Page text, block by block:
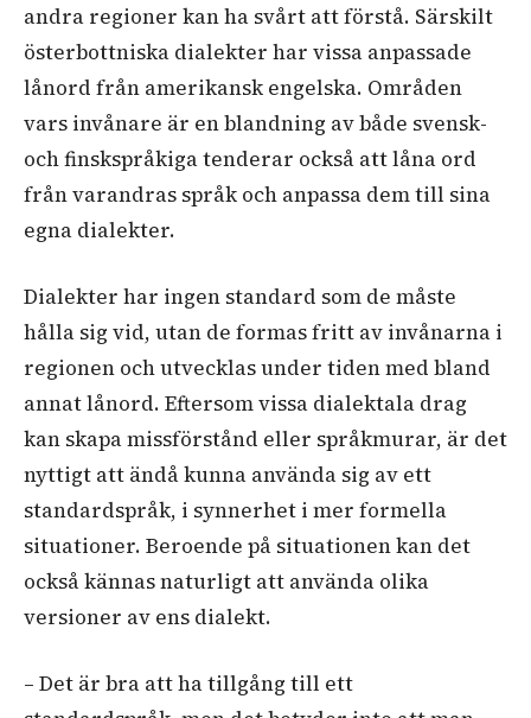
andra regioner kan ha svårt att förstå. Särskilt
österbottniska dialekter har vissa anpassade
lånord från amerikansk engelska. Områden
vars invånare är en blandning av både svensk-
och finskspråkiga tenderar också att låna ord
från varandras språk och anpassa dem till sina
egna dialekter.
Dialekter har ingen standard som de måste
hålla sig vid, utan de formas fritt av invånarna i
regionen och utvecklas under tiden med bland
annat lånord. Eftersom vissa dialektala drag
kan skapa missförstånd eller språkmurar, är det
nyttigt att ändå kunna använda sig av ett
standardspråk, i synnerhet i mer formella
situationer. Beroende på situationen kan det
också kännas naturligt att använda olika
versioner av ens dialekt.
– Det är bra att ha tillgång till ett